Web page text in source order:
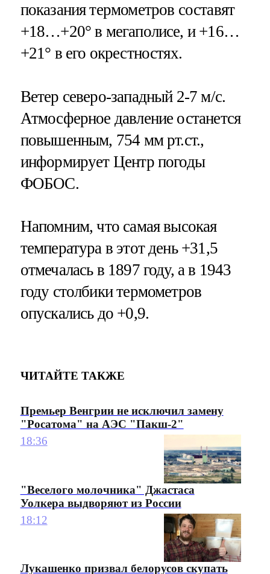
показания термометров составят
+18…+20° в мегаполисе, и +16…
+21° в его окрестностях.
Ветер северо-западный 2-7 м/с.
Атмосферное давление останется
повышенным, 754 мм рт.ст.,
информирует Центр погоды
ФОБОС.
Напомним, что самая высокая
температура в этот день +31,5
отмечалась в 1897 году, а в 1943
году столбики термометров
опускались до +0,9.
ЧИТАЙТЕ ТАКЖЕ
Премьер Венгрии не исключил замену
"Росатома" на АЭС "Пакш-2"
18:36
"Веселого молочника" Джастаса
Уолкера выдворяют из России
18:12
Лукашенко призвал белорусов скупать